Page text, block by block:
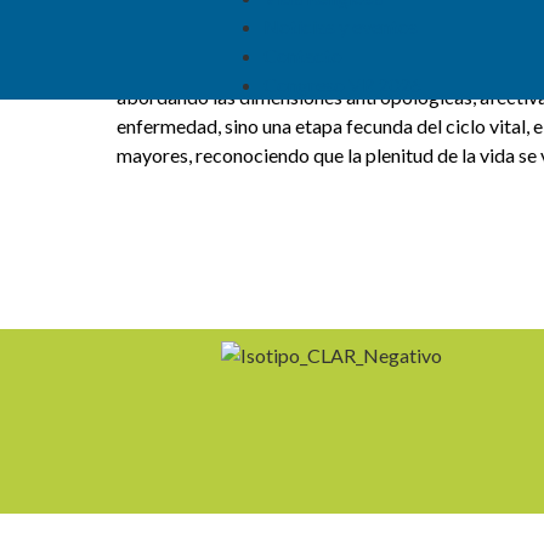
proyecto vocacional a lo largo de toda la vida.
Durante los tres días de trabajo, las y los
abordando las dimensiones antropológicas,
enfermedad, sino una etapa fecunda del ciclo vital,
mayores, reconociendo que la plenitud de la vida